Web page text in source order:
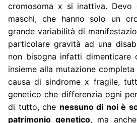
cromosoma x si inattiva.
maschi, che hanno solo un
grande variabilità di
particolare gravità ad una
non bisogna infatti dimenticare
insieme alla mutazione completa
causa di sindrome x fragile,
genetico che differenzia ogni
di tutto, che nessuno di noi è
patrimonio genetico, ma